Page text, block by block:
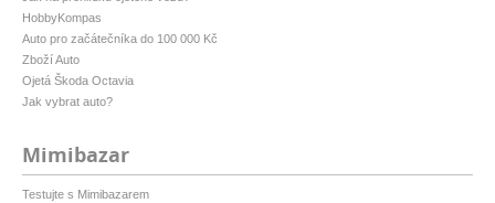
HobbyKompas
Auto pro začátečníka do 100 000 Kč
Zboží Auto
Ojetá Škoda Octavia
Jak vybrat auto?
Mimibazar
Testujte s Mimibazarem